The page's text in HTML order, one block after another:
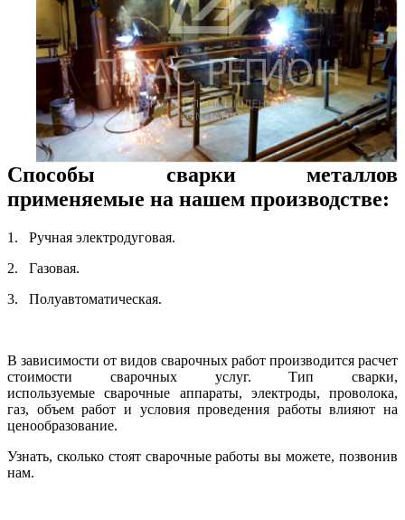
Способы сварки металлов
применяемые на нашем производстве:
1. Ручная электродуговая.
2. Газовая.
3. Полуавтоматическая.
В зависимости от видов сварочных работ производится расчет
стоимости сварочных услуг. Тип сварки,
используемые сварочные аппараты, электроды, проволока,
газ, объем работ и условия проведения работы влияют на
ценообразование.
Узнать, сколько стоят сварочные работы вы можете, позвонив
нам.